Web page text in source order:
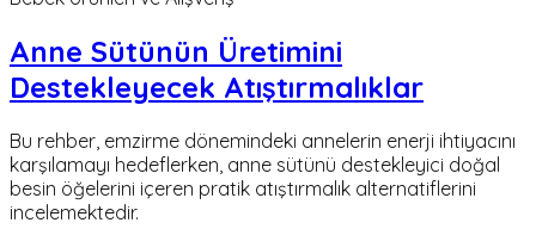
Anne Sütünün Üretimini
Destekleyecek Atıştırmalıklar
Bu rehber, emzirme dönemindeki annelerin enerji ihtiyacını
karşılamayı hedeflerken, anne sütünü destekleyici doğal
besin öğelerini içeren pratik atıştırmalık alternatiflerini
incelemektedir.